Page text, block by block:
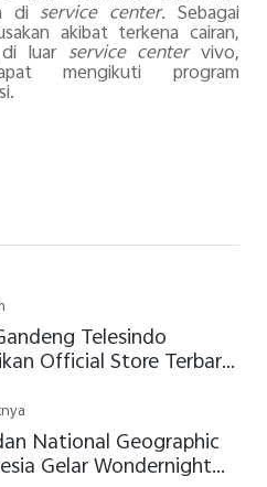
di service center. Sebagai
akibat terkena cairan,
luar service centervivo,
mengikuti program
Telesindo
Official Store Terbaru
National Geographic
Gelar Wondernight